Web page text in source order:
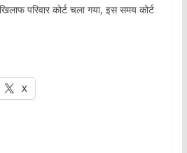
परिवार कोर्ट चला गया, इस समय कोर्ट
X